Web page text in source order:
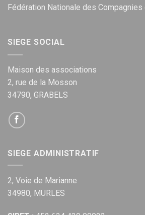
Fédération Nationale des Compagnies
SIEGE SOCIAL
Maison des associations
2, rue de la Mosson
34790, GRABELS
SIEGE ADMINISTRATIF
2, Voie de Marianne
34980, MURLES